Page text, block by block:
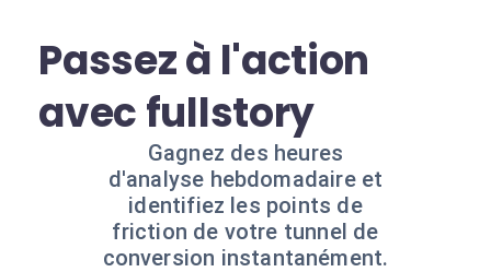
Passez à l'action
avec fullstory
Gagnez des heures
d'analyse hebdomadaire et
identifiez les points de
friction de votre tunnel de
conversion instantanément.